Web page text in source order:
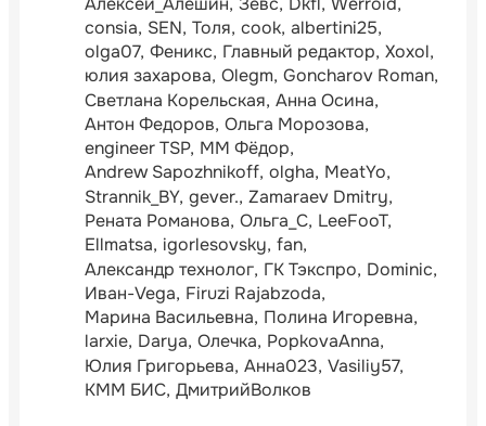
consia SEN Толя cook albertini25
olga07 Феникс Главный редактор Xoxol
юлия захарова Olegm Goncharov Roman
Светлана Корельская Анна Осина
Антон Федоров Ольга Морозова
engineer TSP ММ Фёдор
Andrew Sapozhnikoff olgha MeatYo
Strannik_BY gever. Zamaraev Dmitry
Рената Романова Ольга_С LeeFooT
Ellmatsa igorlesovsky fan
Александр технолог ГК Тэкспро Dominic
Иван-Vega Firuzi Rajabzoda
Марина Васильевна Полина Игоревна
larxie Darya Олечка PopkovaAnna
Юлия Григорьева Анна023 Vasiliy57
КММ БИС ДмитрийВолков